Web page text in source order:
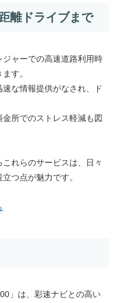
離ドライブまで
ャーでの高速道路利用時
す。
な情報提供がなされ、ド
所でのストレス軽減も図
れらのサービスは、日々
つ点が魅力です。
」は、彩速ナビとの高い